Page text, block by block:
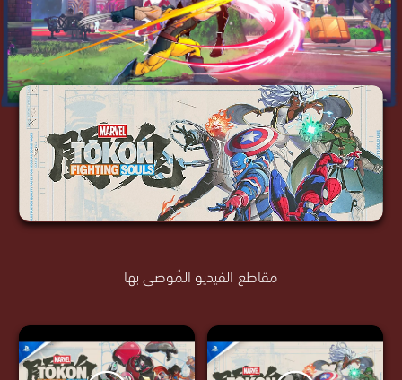
مقاطع الفيديو المُوصى بها